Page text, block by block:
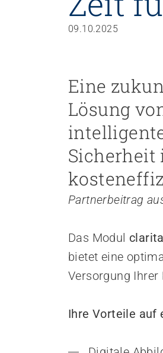
Personal rekrutieren und führen
Sicherheit gewährleisten
Finanzierung regeln
Angebote bewerben
Angebote entwickeln
Nachhaltigkeit fördern
Einkauf organisieren
Berufliche Inklusion fördern
Lebensende gestalten
Übergänge gestalten
Empowerment stärken
Gesundheitsfragen angehen
Bei Demenz begleiten
09.10.2025
Eine
Lösung
Sicherheit
Partnerbeitrag
Das Modul
bietet eine
Versorgung Ihrer
Ihre Vorteile auf